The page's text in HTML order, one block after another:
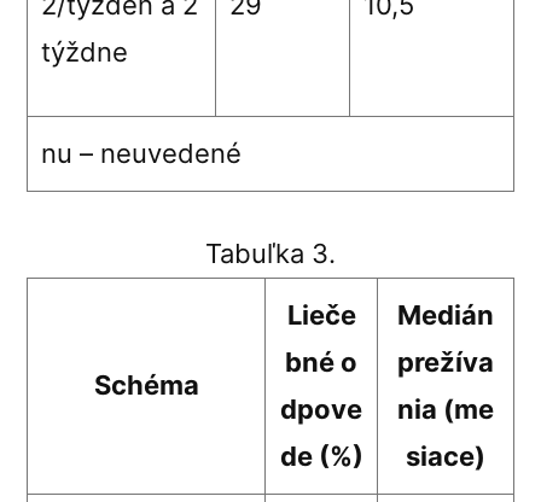
týždne
nu – neuvedené
Tabuľka 3.
Schéma
Lieče
bné o
dpove
de (%)
Medián
prežíva
nia (me
siace)